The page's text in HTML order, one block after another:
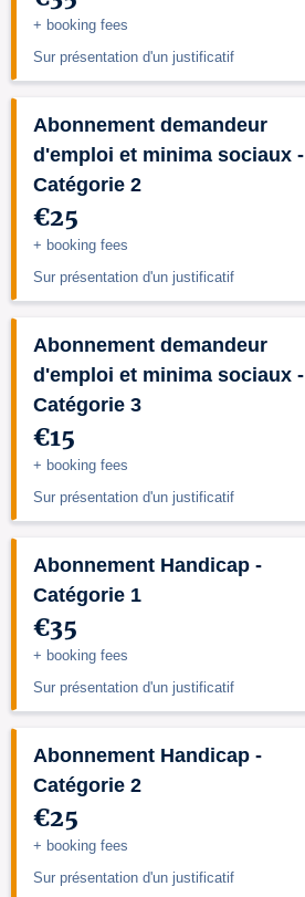
+ booking fees
Sur présentation d'un justificatif
Abonnement demandeur
d'emploi et minima sociaux -
Catégorie 2
€25
+ booking fees
Sur présentation d'un justificatif
Abonnement demandeur
d'emploi et minima sociaux -
Catégorie 3
€15
+ booking fees
Sur présentation d'un justificatif
Abonnement Handicap -
Catégorie 1
€35
+ booking fees
Sur présentation d'un justificatif
Abonnement Handicap -
Catégorie 2
€25
+ booking fees
Sur présentation d'un justificatif